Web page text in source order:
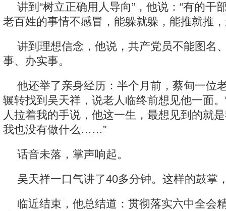
讲到“树立正确用人导向”，他说：“有的干
老百姓的事情不感冒，能躲就躲，能推就推
讲到理想信念，他说，共产党员不能图名
事、办实事。
他还举了亲身经历：半个月前，蔡甸一位
辗转找到吴天祥，说老人临终前想见他一面
人拉着我的手说，他这一生，最想见到的就
我也没有做什么……”
话音未落，掌声响起。
吴天祥一口气讲了40多分钟。这样的鼓掌
临近结束，他总结道：贯彻落实六中全会